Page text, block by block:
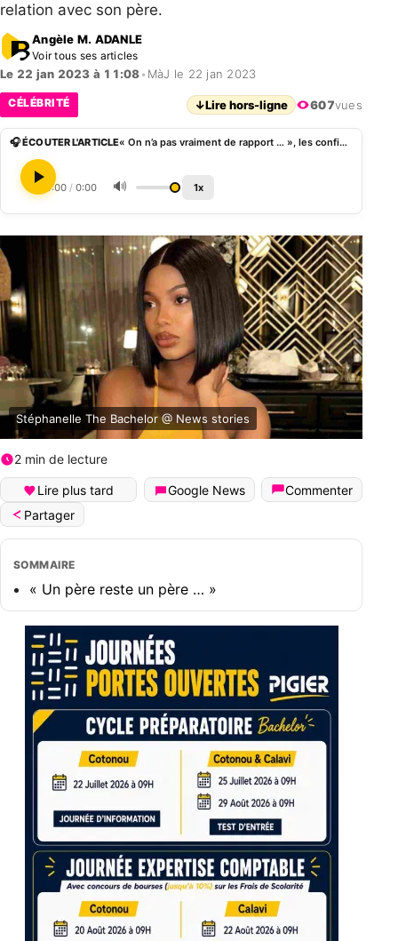
relation avec son père.
Angèle M. ADANLE
Voir tous ses articles
Le 22 jan 2023 à 11:08• MàJ le 22 jan 2023
CÉLÉBRITÉ ↓Lire hors-ligne 607vues
🎧 ÉCOUTER L'ARTICLE « On n’a pas vraiment de rapport … », les confidences de Stéphanelle sur sa relation avec son père
0:00 / 0:00 🔊 1x
Stéphanelle The Bachelor @ News stories
2 min de lecture
Lire plus tard Google News
Commenter
Partager
SOMMAIRE
« Un père reste un père … »